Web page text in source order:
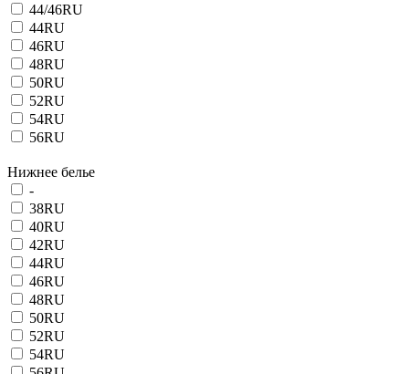
44/46RU
44RU
46RU
48RU
50RU
52RU
54RU
56RU
Нижнее белье
-
38RU
40RU
42RU
44RU
46RU
48RU
50RU
52RU
54RU